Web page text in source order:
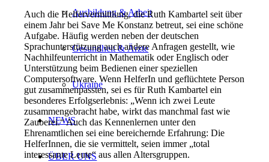
Ausbildung & Arbeit
Gesundheit & Ärzte
Ukraine
NEWS
ÜBER UNS
Auch die Helfervermittlung, die Ruth Kambartel seit über
einem Jahr bei Save Me Konstanz betreut, sei eine schöne
Aufgabe. Häufig werden neben der deutschen
Sprachunterstützung auch andere Anfragen gestellt, wie
Nachhilfeunterricht in Mathematik oder Englisch oder
Unterstützung beim Bedienen einer speziellen
Computersoftware. Wenn HelferIn und geflüchtete Person
gut zusammenpassten, sei es für Ruth Kambartel ein
besonderes Erfolgserlebnis: „Wenn ich zwei Leute
zusammengebracht habe, wirkt das manchmal fast wie
Zauberei.“ Auch das Kennenlernen unter den
Ehrenamtlichen sei eine bereichernde Erfahrung: Die
HelferInnen, die sie vermittelt, seien immer „total
interessante Leute“ aus allen Altersgruppen.